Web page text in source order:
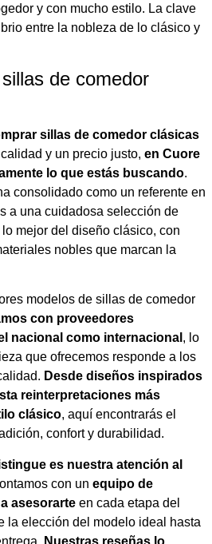
y con mucho estilo. La clave
entre la nobleza de lo clásico y
de comedor
sillas de comedor clásicas
y un precio justo, en Cuore
lo que estás buscando.
consolidado como un referente en
a una cuidadosa selección de
mejor del diseño clásico, con
nobles que marcan la
modelos de sillas de comedor
con proveedores
nacional como internacional , lo
que ofrecemos responde a los
Desde diseños inspirados
reinterpretaciones más
clásico, aquí encontrarás el
confort y durabilidad.
es nuestra atención al
con un equipo de
asesorarte en cada etapa del
la elección del modelo ideal hasta
Nuestras reseñas lo